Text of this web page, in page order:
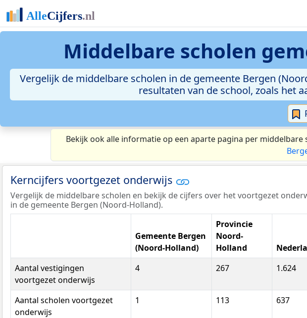
Middelbare scholen
Vergelijk de middelbare scholen in de gemeente Bergen
resultaten van de school, zoals het
Bekijk ook alle informatie op een aparte pagina per middelbare
Kerncijfers voortgezet onderwijs
Vergelijk de middelbare scholen en bekijk de cijfers over het voortgezet
in de gemeente Bergen (Noord-Holland).
Gemeente Bergen
(Noord-Holland)
Provincie
Noord-
Holland
Aantal vestigingen
voortgezet onderwijs
4 267 1.624
Aantal scholen voortgezet
onderwijs
1 113 637